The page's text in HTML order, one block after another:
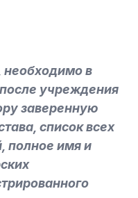
необходимо в
учреждения
заверенную
список всех
полное имя и